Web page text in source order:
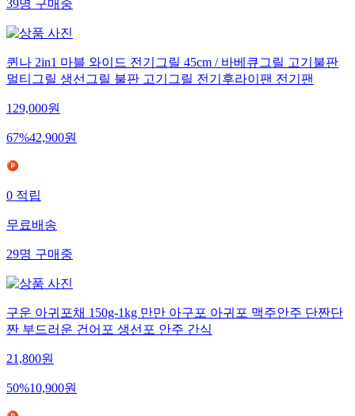
39명구매중
퀸나 2in1 마블 와이드 전기그릴 45cm / 바베큐그릴 고기불판
멀티그릴 생선그릴 불판 고기그릴 전기후라이팬 전기팬
129,000원
67%42,900원
0적립
무료배송
29명구매중
구운 아귀포채 150g-1kg 만만 아구포 아귀포 맥주안주 단짠단
짠 부드러운 건어포 생선포 안주 간식
21,800원
50%10,900원